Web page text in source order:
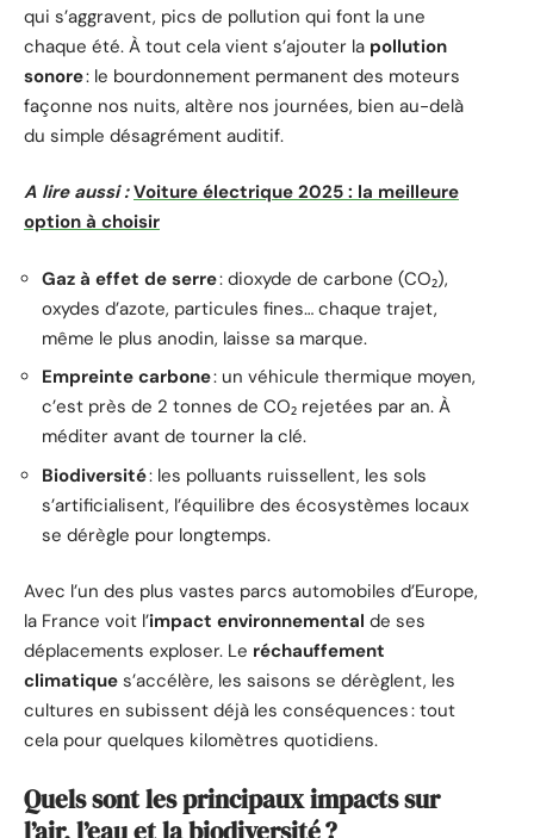
qui s’aggravent, pics de pollution qui font la une
chaque été. À tout cela vient s’ajouter la pollution
sonore: le bourdonnement permanent des moteurs
façonne nos nuits, altère nos journées, bien au-delà
du simple désagrément auditif.
A lire aussi : Voiture électrique 2025 : la meilleure
option à choisir
Gaz à effet de serre: dioxyde de carbone (CO₂),
oxydes d’azote, particules fines… chaque trajet,
même le plus anodin, laisse sa marque.
Empreinte carbone: un véhicule thermique moyen,
c’est près de 2 tonnes de CO₂ rejetées par an. À
méditer avant de tourner la clé.
Biodiversité: les polluants ruissellent, les sols
s’artificialisent, l’équilibre des écosystèmes locaux
se dérègle pour longtemps.
Avec l’un des plus vastes parcs automobiles d’Europe,
la France voit l’impact environnemental de ses
déplacements exploser. Le réchauffement
climatique s’accélère, les saisons se dérèglent, les
cultures en subissent déjà les conséquences : tout
cela pour quelques kilomètres quotidiens.
Quels sont les principaux impacts sur